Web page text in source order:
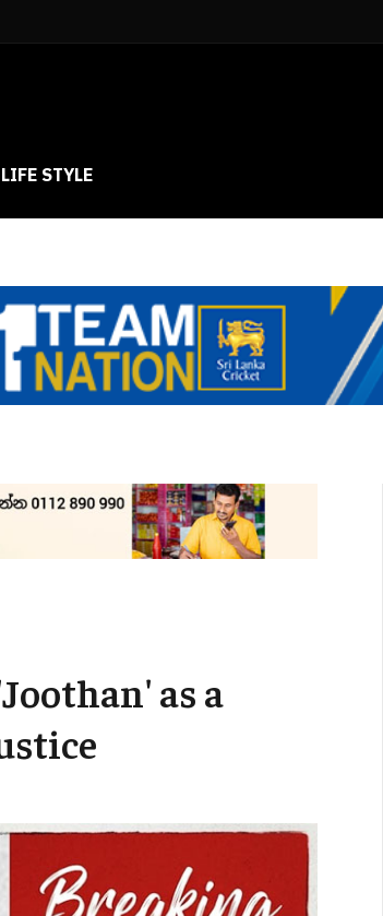
LIFE STYLE
as a